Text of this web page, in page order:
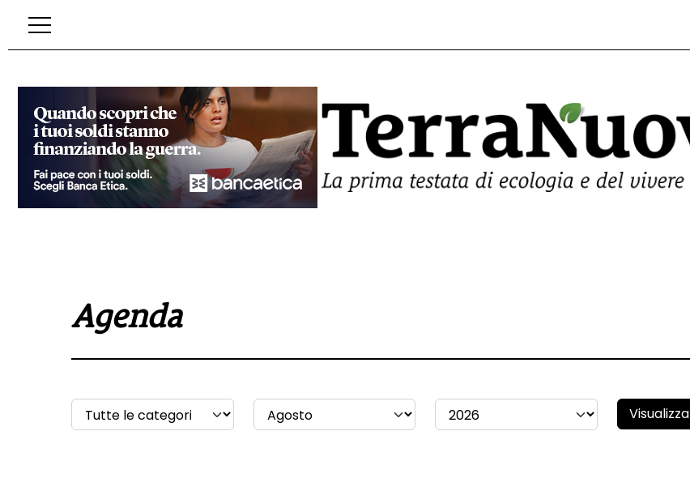
Agenda
Visualizza